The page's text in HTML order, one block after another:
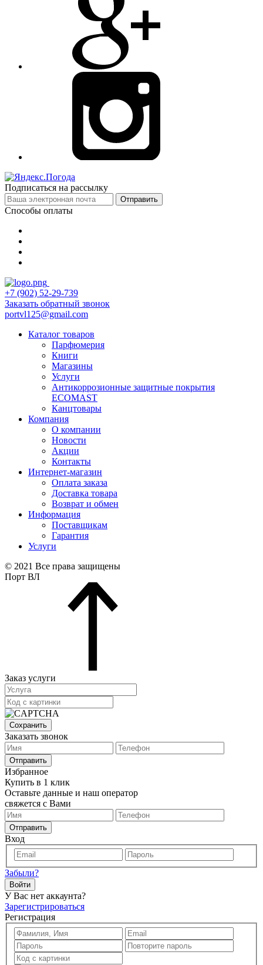
Подписаться на рассылку
Отправить
Способы оплаты
+7 (902) 52-29-739
Заказать обратный звонок
portvl125@gmail.com
Каталог товаров
Парфюмерия
Книги
Магазины
Услуги
Антикоррозионные защитные покрытия
ECOMAST
Канцтовары
Компания
О компании
Новости
Акции
Контакты
Интернет-магазин
Оплата заказа
Доставка товара
Возврат и обмен
Информация
Поставщикам
Гарантия
Услуги
© 2021 Все права защищены
Порт ВЛ
Заказ услуги
Сохранить
Заказать звонок
Отправить
Избранное
Купить в 1 клик
Оставьте данные и наш оператор
свяжется с Вами
Отправить
Вход
Забыли?
Войти
У Вас нет аккаунта?
Зарегистрироваться
Регистрация